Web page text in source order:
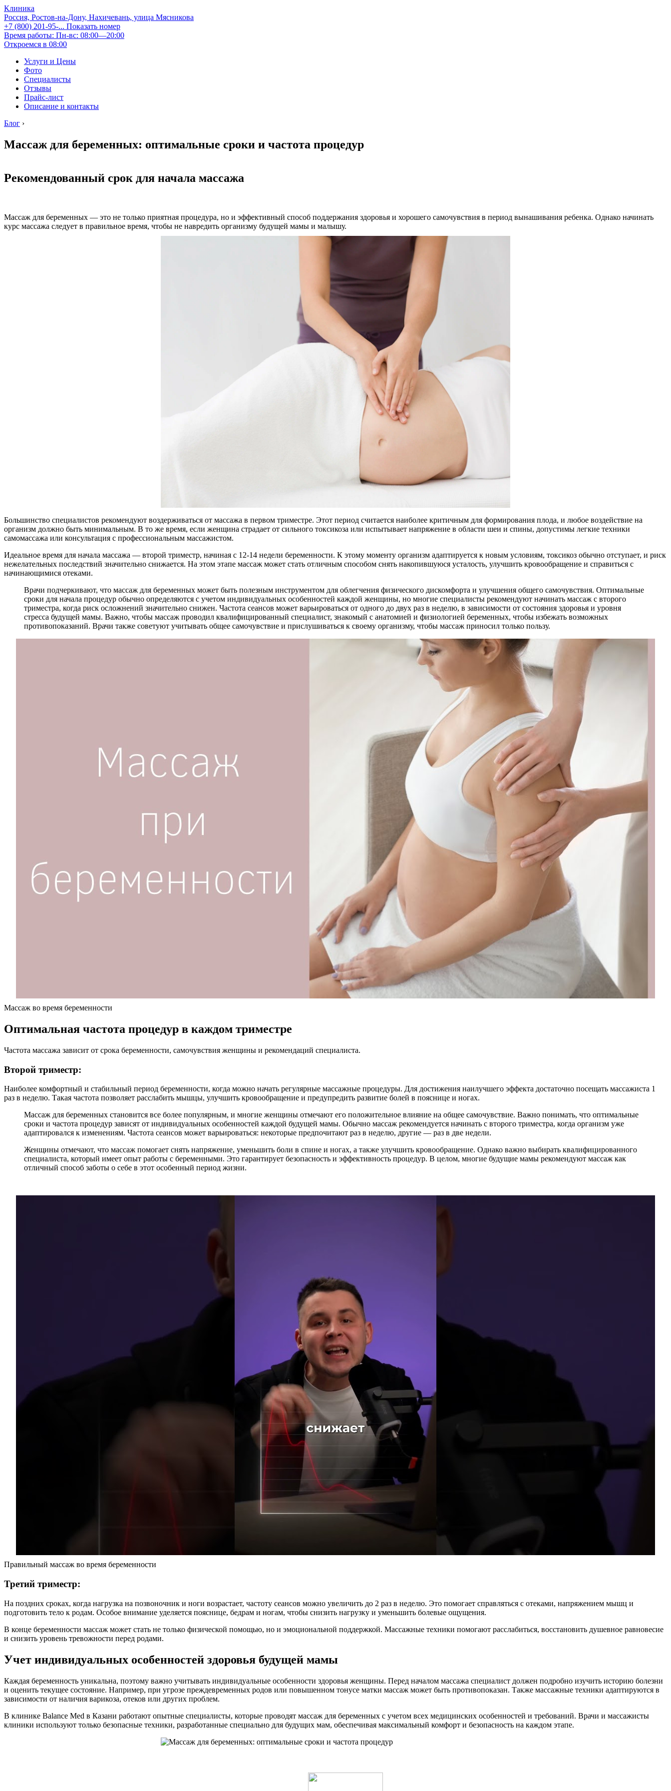
Клиника
Россия, Ростов-на-Дону, Нахичевань, улица Мясникова
+7 (800) 201-95-... Показать номер
Время работы: Пн-вс: 08:00—20:00
Откроемся в 08:00
Услуги и Цены
Фото
Специалисты
Отзывы
Прайс-лист
Описание и контакты
Блог ›
Массаж для беременных: оптимальные сроки и частота процедур
Рекомендованный срок для начала массажа
Массаж для беременных — это не только приятная процедура, но и эффективный способ поддержания здоровья и хорошего самочувствия в период вынашивания ребенка. Однако начинать
курс массажа следует в правильное время, чтобы не навредить организму будущей мамы и малышу.
Большинство специалистов рекомендуют воздерживаться от массажа в первом триместре. Этот период считается наиболее критичным для формирования плода, и любое воздействие на
организм должно быть минимальным. В то же время, если женщина страдает от сильного токсикоза или испытывает напряжение в области шеи и спины, допустимы легкие техники
самомассажа или консультация с профессиональным массажистом.
Идеальное время для начала массажа — второй триместр, начиная с 12-14 недели беременности. К этому моменту организм адаптируется к новым условиям, токсикоз обычно отступает, и риск
нежелательных последствий значительно снижается. На этом этапе массаж может стать отличным способом снять накопившуюся усталость, улучшить кровообращение и справиться с
начинающимися отеками.
Врачи подчеркивают, что массаж для беременных может быть полезным инструментом для облегчения физического дискомфорта и улучшения общего самочувствия. Оптимальные
сроки для начала процедур обычно определяются с учетом индивидуальных особенностей каждой женщины, но многие специалисты рекомендуют начинать массаж с второго
триместра, когда риск осложнений значительно снижен. Частота сеансов может варьироваться от одного до двух раз в неделю, в зависимости от состояния здоровья и уровня
стресса будущей мамы. Важно, чтобы массаж проводил квалифицированный специалист, знакомый с анатомией и физиологией беременных, чтобы избежать возможных
противопоказаний. Врачи также советуют учитывать общее самочувствие и прислушиваться к своему организму, чтобы массаж приносил только пользу.
Массаж во время беременности
Оптимальная частота процедур в каждом триместре
Частота массажа зависит от срока беременности, самочувствия женщины и рекомендаций специалиста.
Второй триместр:
Наиболее комфортный и стабильный период беременности, когда можно начать регулярные массажные процедуры. Для достижения наилучшего эффекта достаточно посещать массажиста 1
раз в неделю. Такая частота позволяет расслабить мышцы, улучшить кровообращение и предупредить развитие болей в пояснице и ногах.
Массаж для беременных становится все более популярным, и многие женщины отмечают его положительное влияние на общее самочувствие. Важно понимать, что оптимальные
сроки и частота процедур зависят от индивидуальных особенностей каждой будущей мамы. Обычно массаж рекомендуется начинать с второго триместра, когда организм уже
адаптировался к изменениям. Частота сеансов может варьироваться: некоторые предпочитают раз в неделю, другие — раз в две недели.
Женщины отмечают, что массаж помогает снять напряжение, уменьшить боли в спине и ногах, а также улучшить кровообращение. Однако важно выбирать квалифицированного
специалиста, который имеет опыт работы с беременными. Это гарантирует безопасность и эффективность процедур. В целом, многие будущие мамы рекомендуют массаж как
отличный способ заботы о себе в этот особенный период жизни.
Правильный массаж во время беременности
Третий триместр:
На поздних сроках, когда нагрузка на позвоночник и ноги возрастает, частоту сеансов можно увеличить до 2 раз в неделю. Это помогает справляться с отеками, напряжением мышц и
подготовить тело к родам. Особое внимание уделяется пояснице, бедрам и ногам, чтобы снизить нагрузку и уменьшить болевые ощущения.
В конце беременности массаж может стать не только физической помощью, но и эмоциональной поддержкой. Массажные техники помогают расслабиться, восстановить душевное равновесие
и снизить уровень тревожности перед родами.
Учет индивидуальных особенностей здоровья будущей мамы
Каждая беременность уникальна, поэтому важно учитывать индивидуальные особенности здоровья женщины. Перед началом массажа специалист должен подробно изучить историю болезни
и оценить текущее состояние. Например, при угрозе преждевременных родов или повышенном тонусе матки массаж может быть противопоказан. Также массажные техники адаптируются в
зависимости от наличия варикоза, отеков или других проблем.
В клинике Balance Med в Казани работают опытные специалисты, которые проводят массаж для беременных с учетом всех медицинских особенностей и требований. Врачи и массажисты
клиники используют только безопасные техники, разработанные специально для будущих мам, обеспечивая максимальный комфорт и безопасность на каждом этапе.